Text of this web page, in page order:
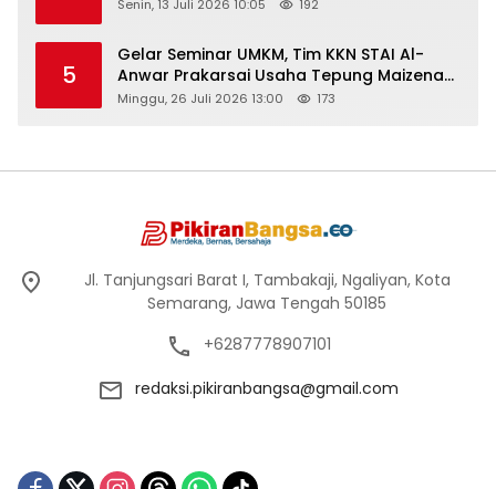
Senin, 13 Juli 2026 10:05 192
5
Gelar Seminar UMKM, Tim KKN STAI Al-
Anwar Prakarsai Usaha Tepung Maizena
di Logung
Minggu, 26 Juli 2026 13:00 173
Jl. Tanjungsari Barat I, Tambakaji, Ngaliyan, Kota
Semarang, Jawa Tengah 50185
+6287778907101
redaksi.pikiranbangsa@gmail.com